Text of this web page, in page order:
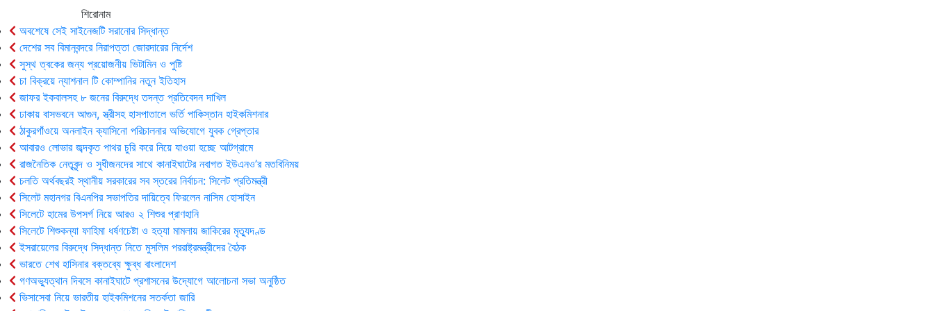
শিরোনাম
অবশেষে সেই সাইনেজটি সরানোর সিদ্ধান্ত
দেশের সব বিমানবন্দরে নিরাপত্তা জোরদারের নির্দেশ
সুস্থ ত্বকের জন্য প্রয়োজনীয় ভিটামিন ও পুষ্টি
চা বিক্রয়ে ন্যাশনাল টি কোম্পানির নতুন ইতিহাস
জাফর ইকবালসহ ৮ জনের বিরুদ্ধে তদন্ত প্রতিবেদন দাখিল
ঢাকায় বাসভবনে আগুন, স্ত্রীসহ হাসপাতালে ভর্তি পাকিস্তান হাইকমিশনার
ঠাকুরগাঁওয়ে অনলাইন ক্যাসিনো পরিচালনার অভিযোগে যুবক গ্রেপ্তার
আবারও লোভার জব্দকৃত পাথর চুরি করে নিয়ে যাওয়া হচ্ছে আটগ্রামে
রাজনৈতিক নেতৃবৃন্দ ও সুধীজনদের সাথে কানাইঘাটের নবাগত ইউএনও’র মতবিনিময়
চলতি অর্থবছরই স্থানীয় সরকারের সব স্তরের নির্বাচন: সিলেট প্রতিমন্ত্রী
সিলেট মহানগর বিএনপির সভাপতির দায়িত্বে ফিরলেন নাসিম হোসাইন
সিলেটে হামের উপসর্গ নিয়ে আরও ২ শিশুর প্রাণহানি
সিলেটে শিশুকন্যা ফাহিমা ধর্ষণচেষ্টা ও হত্যা মামলায় জাকিরের মৃত্যুদণ্ড
ইসরায়েলের বিরুদ্ধে সিদ্ধান্ত নিতে মুসলিম পররাষ্ট্রমন্ত্রীদের বৈঠক
ভারতে শেখ হাসিনার বক্তব্যে ক্ষুব্ধ বাংলাদেশ
গণঅভ্যুত্থান দিবসে কানাইঘাটে প্রশাসনের উদ্যোগে আলোচনা সভা অনুষ্ঠিত
ভিসাসেবা নিয়ে ভারতীয় হাইকমিশনের সতর্কতা জারি